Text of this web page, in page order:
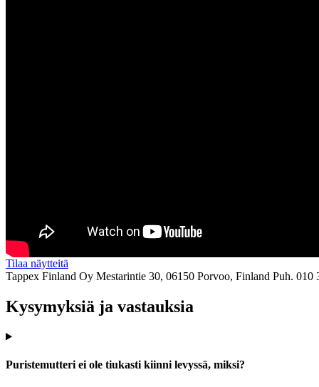
Tilaa näytteitä
Tappex Finland Oy Mestarintie 30, 06150 Porvoo, Finland Puh. 010
Kysymyksiä ja vastauksia
Puristemutteri ei ole tiukasti kiinni levyssä, miksi?